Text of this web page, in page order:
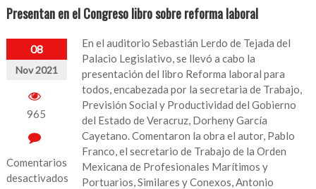
Presentan en el Congreso libro sobre reforma laboral
08
Nov 2021
965
Comentarios
desactivados
En el auditorio Sebastián Lerdo de Tejada del
Palacio Legislativo, se llevó a cabo la
presentación del libro Reforma laboral para
todos, encabezada por la secretaria de Trabajo,
Previsión Social y Productividad del Gobierno
del Estado de Veracruz, Dorheny García
Cayetano. Comentaron la obra el autor, Pablo
Franco, el secretario de Trabajo de la Orden
Mexicana de Profesionales Marítimos y
Portuarios, Similares y Conexos, Antonio